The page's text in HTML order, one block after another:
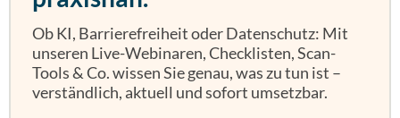
Ob KI, Barrierefreiheit oder Datenschutz: Mit
unseren Live-Webinaren, Checklisten, Scan-
Tools & Co. wissen Sie genau, was zu tun ist –
verständlich, aktuell und sofort umsetzbar.